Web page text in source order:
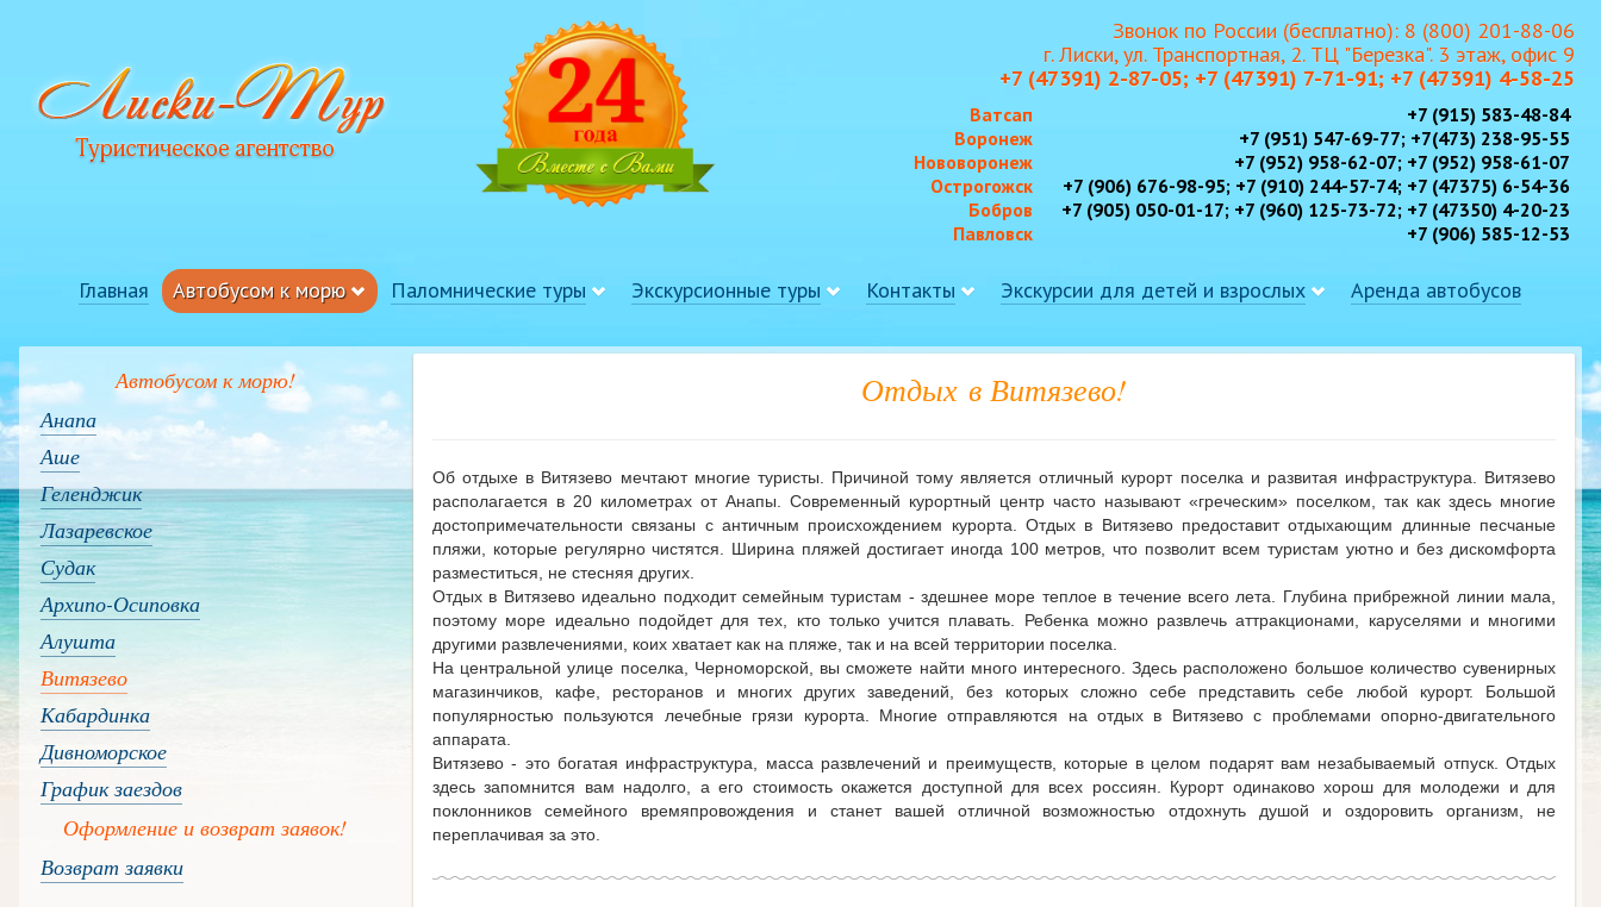
Звонок по России (бесплатно): 8 (800) 201-88-06
г. Лиски, ул. Транспортная, 2. ТЦ "Березка". 3 этаж, офис 9
+7 (47391) 2-87-05; +7 (47391) 7-71-91; +7 (47391) 4-58-25
Ватсап
+7 (915) 583-48-84
Воронеж
+7 (951) 547-69-77; +7(473) 238-95-55
Нововоронеж
+7 (952) 958-62-07; +7 (952) 958-61-07
Острогожск
+7 (906) 676-98-95; +7 (910) 244-57-74; +7 (47375) 6-54-36
Бобров
+7 (905) 050-01-17; +7 (960) 125-73-72; +7 (47350) 4-20-23
Павловск
+7 (906) 585-12-53
Главная Автобусом к морю Паломнические туры Экскурсионные туры Контакты Экскурсии для детей и взрослых Аренда автобусов
Автобусом к морю!
Анапа
Аше
Геленджик
Лазаревское
Судак
Архипо-Осиповка
Алушта
Витязево
Кабардинка
Дивноморское
График заездов
Оформление и возврат заявок!
Возврат заявки
Отдых в Витязево!
Об отдыхе в Витязево мечтают многие туристы. Причиной тому является отличный курорт поселка и развитая инфраструктура. Витязево
располагается в 20 километрах от Анапы. Современный курортный центр часто называют «греческим» поселком, так как здесь многие
достопримечательности связаны с античным происхождением курорта. Отдых в Витязево предоставит отдыхающим длинные песчаные
пляжи, которые регулярно чистятся. Ширина пляжей достигает иногда 100 метров, что позволит всем туристам уютно и без дискомфорта
разместиться, не стесняя других.
Отдых в Витязево идеально подходит семейным туристам - здешнее море теплое в течение всего лета. Глубина прибрежной линии мала,
поэтому море идеально подойдет для тех, кто только учится плавать. Ребенка можно развлечь аттракционами, каруселями и многими
другими развлечениями, коих хватает как на пляже, так и на всей территории поселка.
На центральной улице поселка, Черноморской, вы сможете найти много интересного. Здесь расположено большое количество сувенирных
магазинчиков, кафе, ресторанов и многих других заведений, без которых сложно себе представить себе любой курорт. Большой
популярностью пользуются лечебные грязи курорта. Многие отправляются на отдых в Витязево с проблемами опорно-двигательного
аппарата.
Витязево - это богатая инфраструктура, масса развлечений и преимуществ, которые в целом подарят вам незабываемый отпуск. Отдых
здесь запомнится вам надолго, а его стоимость окажется доступной для всех россиян. Курорт одинаково хорош для молодежи и для
поклонников семейного времяпровождения и станет вашей отличной возможностью отдохнуть душой и оздоровить организм, не
переплачивая за это.